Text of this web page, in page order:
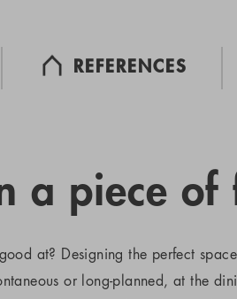
REFERENCES
a piece of
at? Designing the perfect
or long-planned, at the